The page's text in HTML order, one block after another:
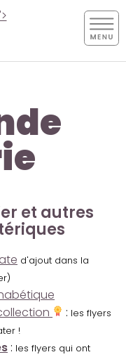
et autres
d'ajout dans la
: les flyers
!
: les flyers qui ont